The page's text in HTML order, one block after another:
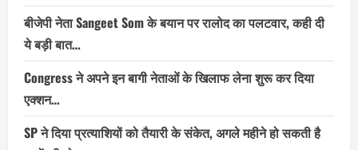
बीजेपी नेता Sangeet Som के बयान पर रालोद का पलटवार, कही दी
ये बड़ी बात…
Congress ने अपने इन बागी नेताओं के खिलाफ लेना शुरू कर दिया
एक्शन…
SP ने दिया प्रत्याशियों को तैयारी के संकेत, अगले महीने हो सकती है